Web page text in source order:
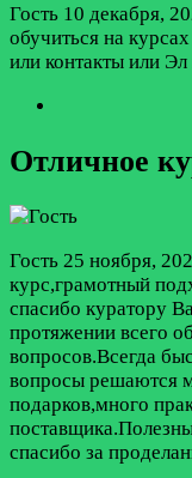
Гость 10 декабря,
обучиться на
или контакты или
Отличное
Гость 25 ноября,
курс,грамотный
спасибо куратору
протяжении всего
вопросов.Всегда
вопросы решаются
подарков,много
спасибо за